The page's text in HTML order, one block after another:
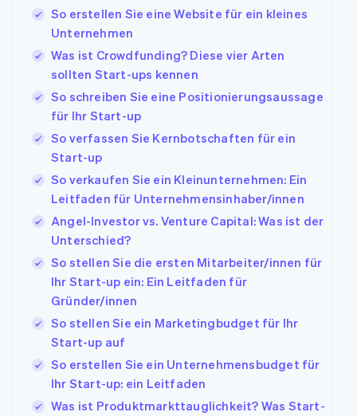
So erstellen Sie eine Website für ein kleines
Unternehmen
Was ist Crowdfunding? Diese vier Arten
sollten Start-ups kennen
So schreiben Sie eine Positionierungsaussage
für Ihr Start-up
So verfassen Sie Kernbotschaften für ein
Start-up
So verkaufen Sie ein Kleinunternehmen: Ein
Leitfaden für Unternehmensinhaber/innen
Angel-Investor vs. Venture Capital: Was ist der
Unterschied?
So stellen Sie die ersten Mitarbeiter/innen für
Ihr Start-up ein: Ein Leitfaden für
Gründer/innen
So stellen Sie ein Marketingbudget für Ihr
Start-up auf
So erstellen Sie ein Unternehmensbudget für
Ihr Start-up: ein Leitfaden
Was ist Produktmarkttauglichkeit? Was Start-